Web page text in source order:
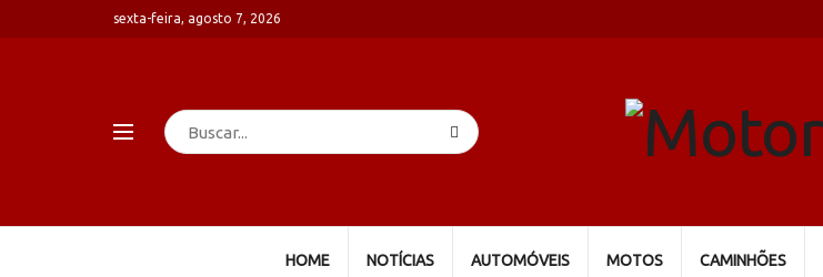
sexta-feira, agosto 7, 2026
HOME NOTÍCIAS AUTOMÓVEIS MOTOS CAMINHÕES